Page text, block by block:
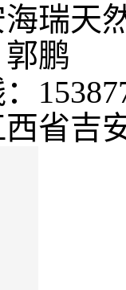
瑞天
鹏
省吉